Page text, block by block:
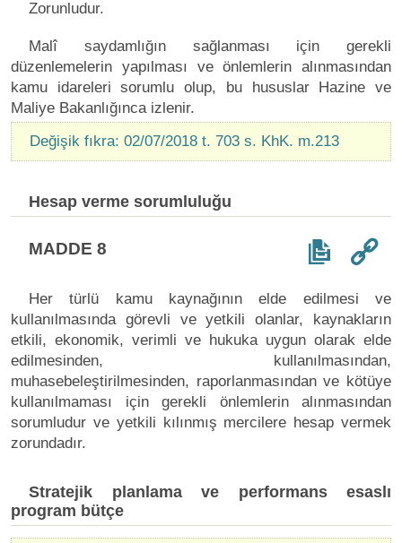
Zorunludur.
Malî saydamlığın sağlanması için gerekli
düzenlemelerin yapılması ve önlemlerin alınmasından
kamu idareleri sorumlu olup, bu hususlar Hazine ve
Maliye Bakanlığınca izlenir.
Değişik fıkra: 02/07/2018 t. 703 s. KhK. m.213
Hesap verme sorumluluğu
MADDE 8
Her türlü kamu kaynağının elde edilmesi ve
kullanılmasında görevli ve yetkili olanlar, kaynakların
etkili, ekonomik, verimli ve hukuka uygun olarak elde
edilmesinden, kullanılmasından,
muhasebeleştirilmesinden, raporlanmasından ve kötüye
kullanılmaması için gerekli önlemlerin alınmasından
sorumludur ve yetkili kılınmış mercilere hesap vermek
zorundadır.
Stratejik planlama ve performans esaslı
program bütçe